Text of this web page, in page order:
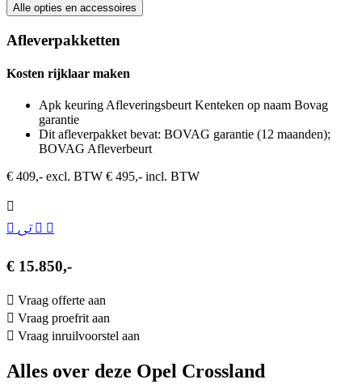
Alle opties en accessoires
Afleverpakketten
Kosten rijklaar maken
Apk keuring Afleveringsbeurt Kenteken op naam Bovag
garantie
Dit afleverpakket bevat: BOVAG garantie (12 maanden);
BOVAG Afleverbeurt
€ 409,- excl. BTW € 495,- incl. BTW
€ 15.850,-
Vraag offerte aan
Vraag proefrit aan
Vraag inruilvoorstel aan
Alles over deze Opel Crossland